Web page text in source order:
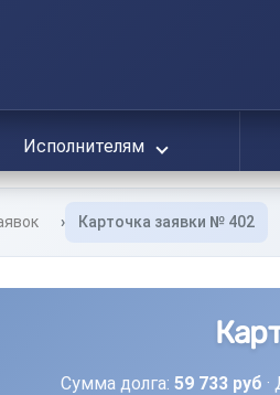
Исполнителям
Карточка заявки № 402
Сумма долга: 59 733 руб